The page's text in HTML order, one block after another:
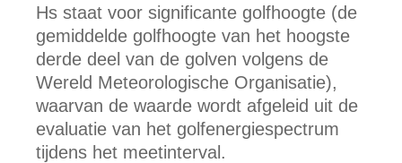
Hs staat voor significante golfhoogte (de
gemiddelde golfhoogte van het hoogste
derde deel van de golven volgens de
Wereld Meteorologische Organisatie),
waarvan de waarde wordt afgeleid uit de
evaluatie van het golfenergiespectrum
tijdens het meetinterval.